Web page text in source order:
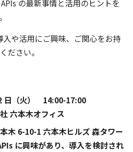
の最新事情と活用のヒントを
。
入や活用にご興味、ご関心をお持
ださい。
日（火） 14:00-17:00
六本木オフィス
10-1 六本木ヒルズ 森タワー
に興味があり、導入を検討され